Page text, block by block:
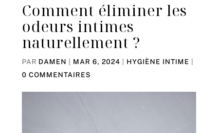
Comment éliminer les
odeurs intimes
naturellement ?
PAR DAMEN MAR 6, 2024 HYGIÈNE INTIME
0 COMMENTAIRES